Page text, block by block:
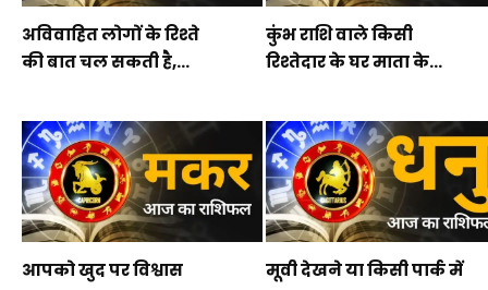
अविवाहित लोगों के रिश्ते
की बात चल सकती है,...
कुंभ राशि वाले किसी
रिश्तेदार के घर माता के...
आपको खुद पर विश्वास
मूवी देखने या किसी पार्क में